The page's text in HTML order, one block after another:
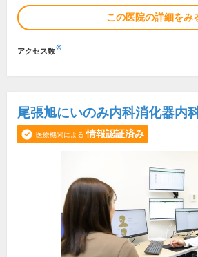
この医院の詳細をみ
アクセス数※
尾張旭にいのみ内科消化器内
医療機関による 情報認証済み